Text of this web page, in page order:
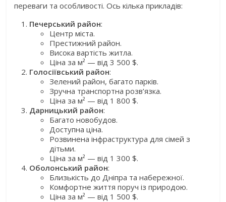
переваги та особливості. Ось кілька прикладів:
Печерський район:
Центр міста.
Престижний район.
Висока вартість житла.
Ціна за м² — від 3 500 $.
Голосіївський район:
Зелений район, багато парків.
Зручна транспортна розв’язка.
Ціна за м² — від 1 800 $.
Дарницький район:
Багато новобудов.
Доступна ціна.
Розвинена інфраструктура для сімей з
дітьми.
Ціна за м² — від 1 300 $.
Оболонський район:
Близькість до Дніпра та набережної.
Комфортне життя поруч із природою.
Ціна за м² — від 1 500 $.